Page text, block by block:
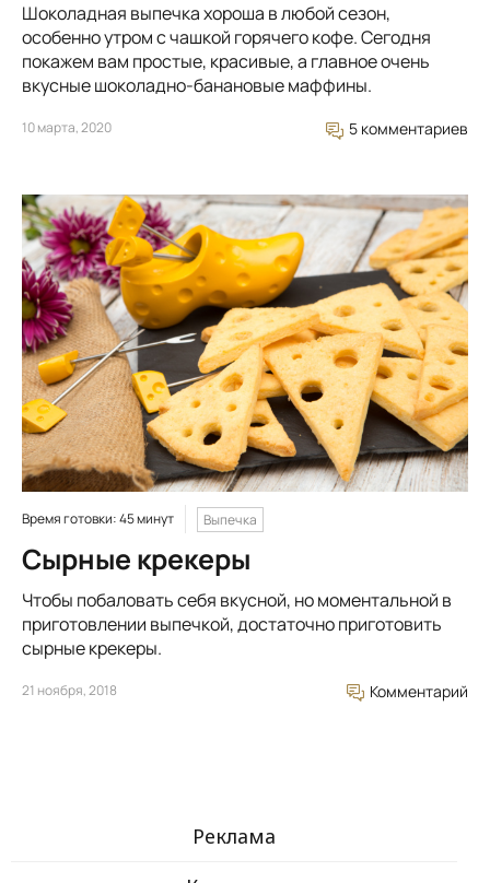
Шоколадная выпечка хороша в любой сезон,
особенно утром с чашкой горячего кофе. Сегодня
покажем вам простые, красивые, а главное очень
вкусные шоколадно-банановые маффины.
10 марта, 2020 5 комментариев
Время готовки: 45 минут Выпечка
Сырные крекеры
Чтобы побаловать себя вкусной, но моментальной в
приготовлении выпечкой, достаточно приготовить
сырные крекеры.
21 ноября, 2018 Комментарий
Реклама